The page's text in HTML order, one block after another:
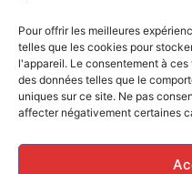
Pour offrir les meilleures
telles que les cookies pour
l'appareil. Le consentement à
des données telles que le
uniques sur ce site. Ne pas
affecter négativement certaines